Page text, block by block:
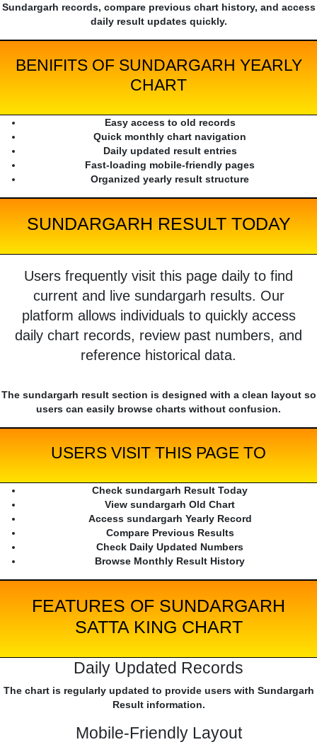
Sundargarh records, compare previous chart history, and access
daily result updates quickly.
BENIFITS OF SUNDARGARH YEARLY
CHART
Easy access to old records
Quick monthly chart navigation
Daily updated result entries
Fast-loading mobile-friendly pages
Organized yearly result structure
SUNDARGARH RESULT TODAY
Users frequently visit this page daily to find
current and live sundargarh results. Our
platform allows individuals to quickly access
daily chart records, review past numbers, and
reference historical data.
The sundargarh result section is designed with a clean layout so
users can easily browse charts without confusion.
USERS VISIT THIS PAGE TO
Check sundargarh Result Today
View sundargarh Old Chart
Access sundargarh Yearly Record
Compare Previous Results
Check Daily Updated Numbers
Browse Monthly Result History
FEATURES OF SUNDARGARH
SATTA KING CHART
Daily Updated Records
The chart is regularly updated to provide users with Sundargarh
Result information.
Mobile-Friendly Layout